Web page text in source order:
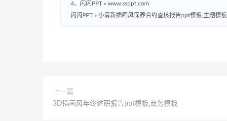
4、闪闪PPT » www.ssppt.com
闪闪PPT » 小清新插画风保养合约查核报告ppt模板,主题模板
上一篇
3D插画风年终述职报告ppt模板,商务模板